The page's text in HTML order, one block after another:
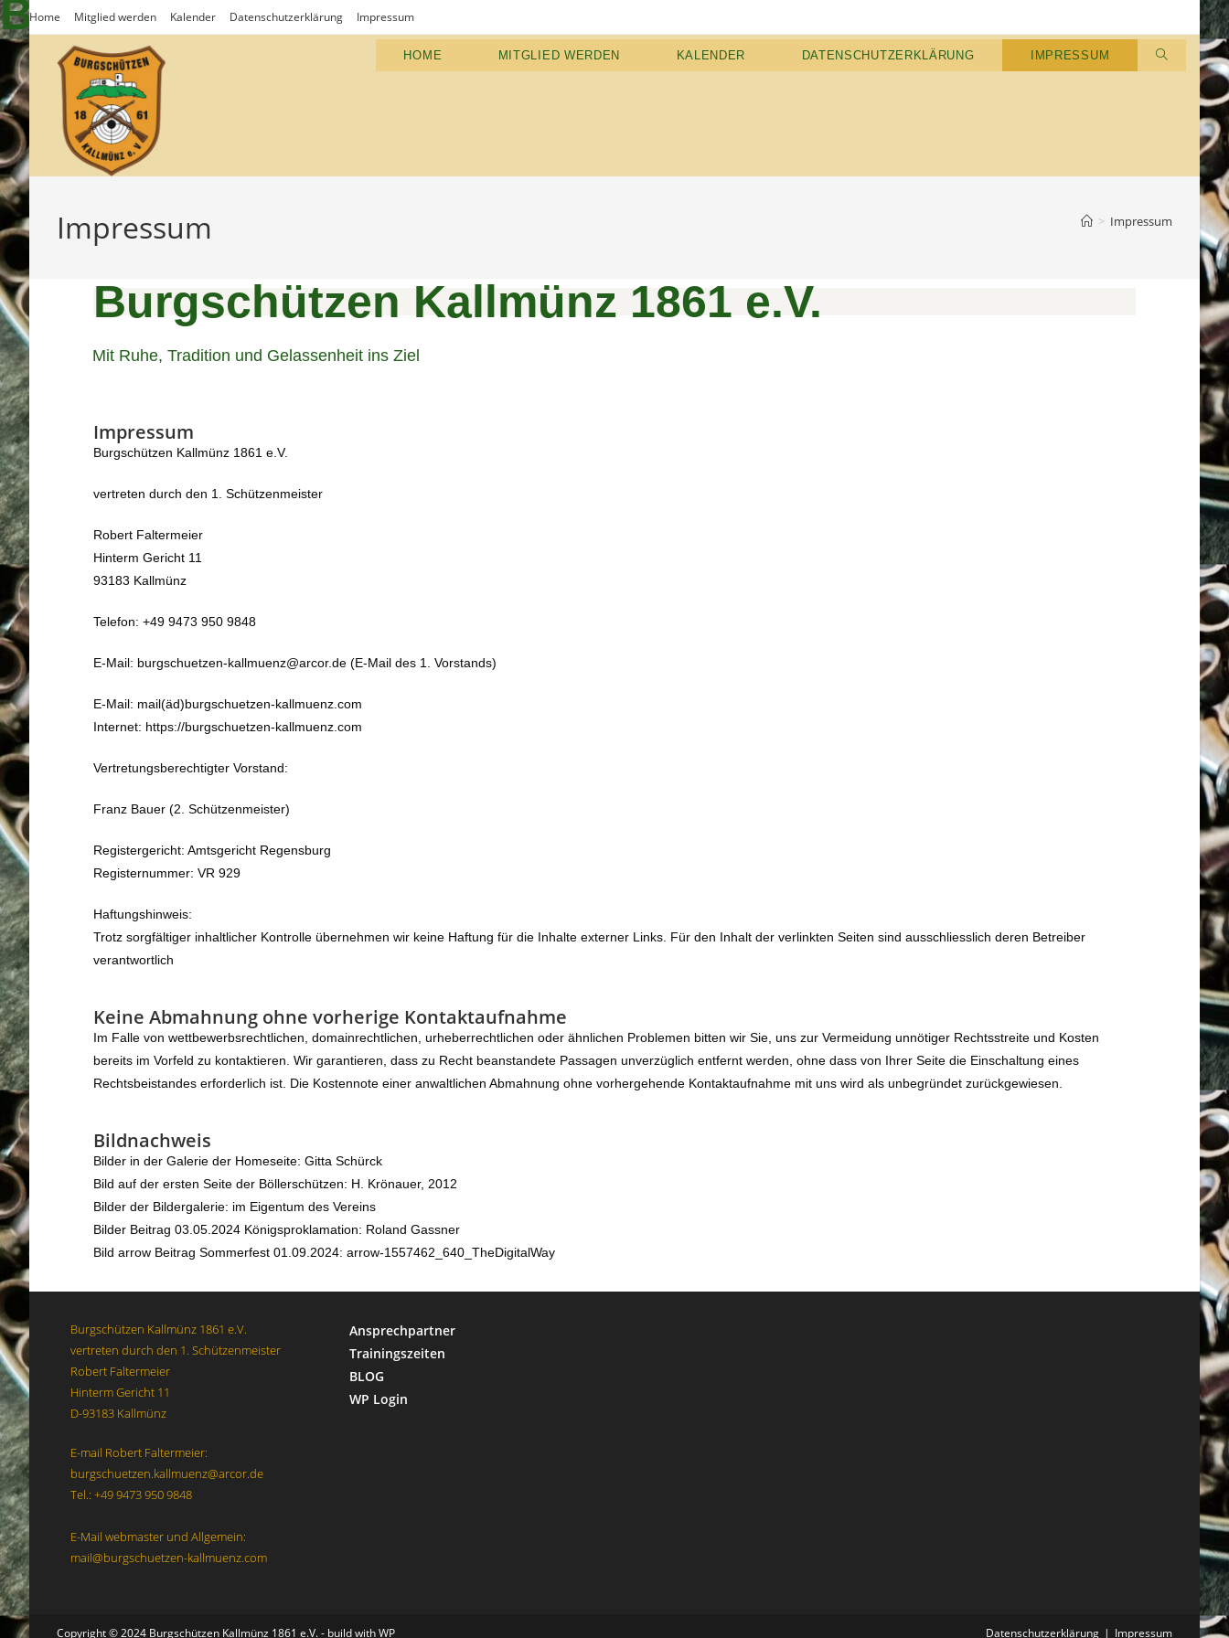
Home Mitglied werden Kalender Datenschutzerklärung Impressum
HOME MITGLIED WERDEN KALENDER DATENSCHUTZERKLÄRUNG IMPRESSUM
Impressum > Impressum
Burgschützen Kallmünz 1861 e.V.
Burgschützen Kallmünz 1861 e.V.
Mit Ruhe, Tradition und Gelassenheit ins Ziel
Impressum
Burgschützen Kallmünz 1861 e.V.
vertreten durch den 1. Schützenmeister
Robert Faltermeier
Hinterm Gericht 11
93183 Kallmünz
Telefon: +49 9473 950 9848
E-Mail: burgschuetzen-kallmuenz@arcor.de (E-Mail des 1. Vorstands)
E-Mail: mail(äd)burgschuetzen-kallmuenz.com
Internet: https://burgschuetzen-kallmuenz.com
Vertretungsberechtigter Vorstand:
Franz Bauer (2. Schützenmeister)
Registergericht: Amtsgericht Regensburg
Registernummer: VR 929
Haftungshinweis:
Trotz sorgfältiger inhaltlicher Kontrolle übernehmen wir keine Haftung für die Inhalte externer Links. Für den Inhalt der verlinkten Seiten sind ausschliesslich deren Betreiber
verantwortlich
Keine Abmahnung ohne vorherige Kontaktaufnahme
Im Falle von wettbewerbsrechtlichen, domainrechtlichen, urheberrechtlichen oder ähnlichen Problemen bitten wir Sie, uns zur Vermeidung unnötiger Rechtsstreite und Kosten
bereits im Vorfeld zu kontaktieren. Wir garantieren, dass zu Recht beanstandete Passagen unverzüglich entfernt werden, ohne dass von Ihrer Seite die Einschaltung eines
Rechtsbeistandes erforderlich ist. Die Kostennote einer anwaltlichen Abmahnung ohne vorhergehende Kontaktaufnahme mit uns wird als unbegründet zurückgewiesen.
Bildnachweis
Bilder in der Galerie der Homeseite: Gitta Schürck
Bild auf der ersten Seite der Böllerschützen: H. Krönauer, 2012
Bilder der Bildergalerie: im Eigentum des Vereins
Bilder Beitrag 03.05.2024 Königsproklamation: Roland Gassner
Bild arrow Beitrag Sommerfest 01.09.2024: arrow-1557462_640_TheDigitalWay
Burgschützen Kallmünz 1861 e.V.
vertreten durch den 1. Schützenmeister
Robert Faltermeier
Hinterm Gericht 11
D-93183 Kallmünz
E-mail Robert Faltermeier:
burgschuetzen.kallmuenz@arcor.de
Tel.: +49 9473 950 9848
E-Mail webmaster und Allgemein:
mail@burgschuetzen-kallmuenz.com
Ansprechpartner
Trainingszeiten
BLOG
WP Login
Datenschutzerklärung Impressum
Copyright © 2024 Burgschützen Kallmünz 1861 e.V. - build with WP